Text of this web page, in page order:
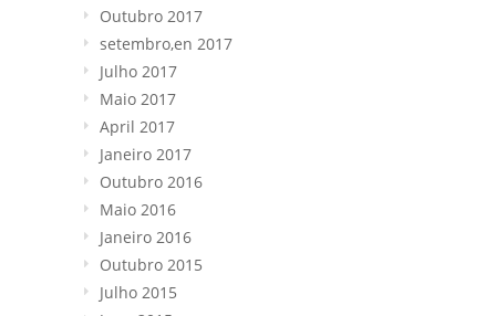
Outubro 2017
setembro,en 2017
Julho 2017
Maio 2017
April 2017
Janeiro 2017
Outubro 2016
Maio 2016
Janeiro 2016
Outubro 2015
Julho 2015